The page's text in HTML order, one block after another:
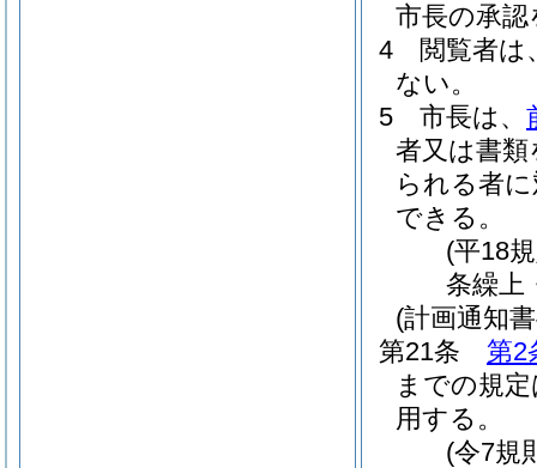
市長の承
4
閲覧者は
ない。
5
市長は、
者又は書
られる者
できる。
(平18
条繰上
(計画通知
第21条
第2
までの規
用する。
(令7規